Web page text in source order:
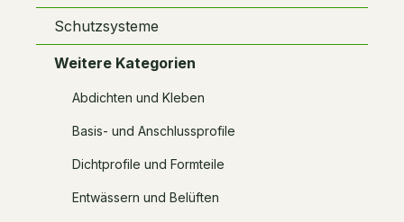
Schutzsysteme
Weitere Kategorien
Abdichten und Kleben
Basis- und Anschlussprofile
Dichtprofile und Formteile
Entwässern und Belüften